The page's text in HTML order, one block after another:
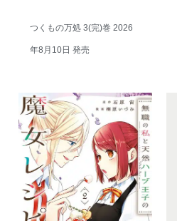
つくもの万処 3(完)巻 2026
年8月10日 発売